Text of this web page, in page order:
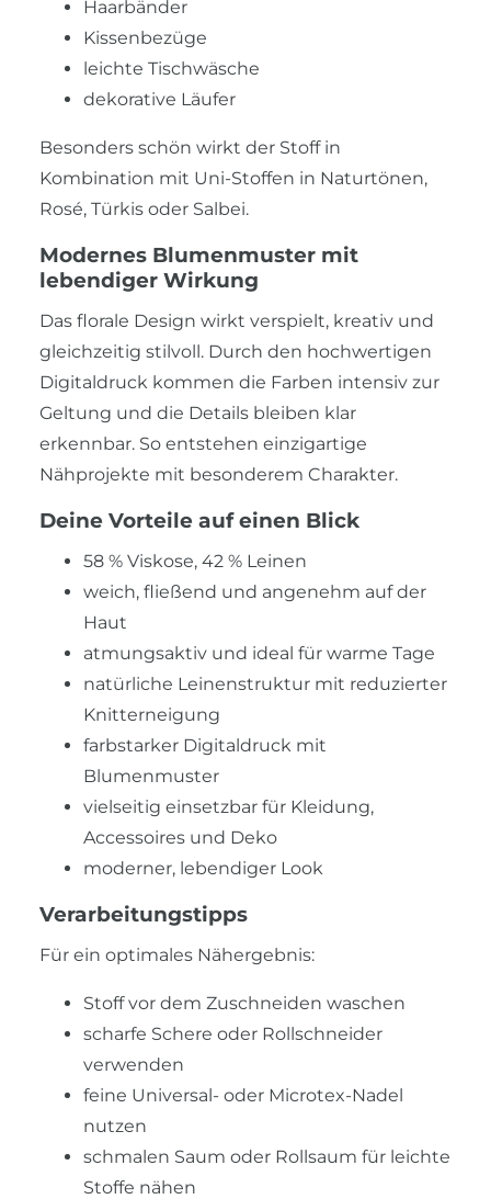
Haarbänder
Kissenbezüge
leichte Tischwäsche
dekorative Läufer
Besonders schön wirkt der Stoff in
Kombination mit Uni-Stoffen in Naturtönen,
Rosé, Türkis oder Salbei.
Modernes Blumenmuster mit
lebendiger Wirkung
Das florale Design wirkt verspielt, kreativ und
gleichzeitig stilvoll. Durch den hochwertigen
Digitaldruck kommen die Farben intensiv zur
Geltung und die Details bleiben klar
erkennbar. So entstehen einzigartige
Nähprojekte mit besonderem Charakter.
Deine Vorteile auf einen Blick
58 % Viskose, 42 % Leinen
weich, fließend und angenehm auf der
Haut
atmungsaktiv und ideal für warme Tage
natürliche Leinenstruktur mit reduzierter
Knitterneigung
farbstarker Digitaldruck mit
Blumenmuster
vielseitig einsetzbar für Kleidung,
Accessoires und Deko
moderner, lebendiger Look
Verarbeitungstipps
Für ein optimales Nähergebnis:
Stoff vor dem Zuschneiden waschen
scharfe Schere oder Rollschneider
verwenden
feine Universal- oder Microtex-Nadel
nutzen
schmalen Saum oder Rollsaum für leichte
Stoffe nähen